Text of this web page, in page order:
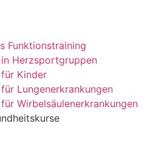
Funktionstraining
Herzsportgruppen
Kinder
Lungenerkrankungen
Wirbelsäulenerkrankungen